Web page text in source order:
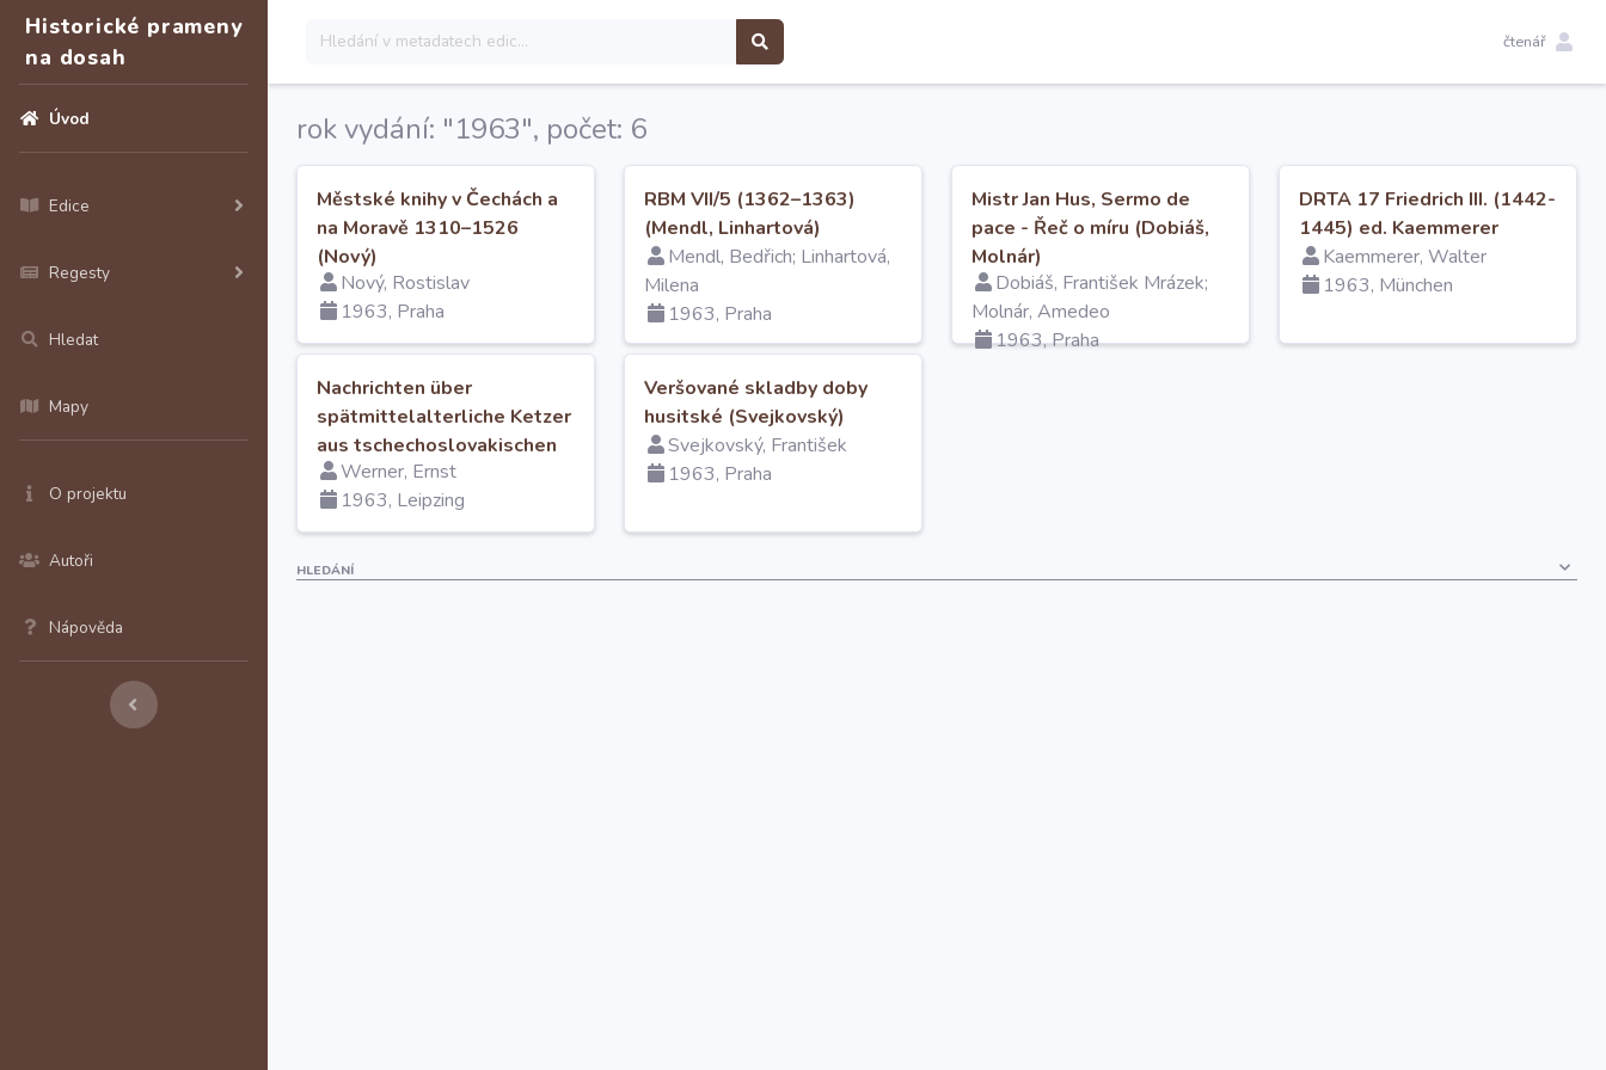
Historické prameny
na dosah
Úvod
Edice
Regesty
Hledat
Mapy
O projektu
Autoři
Nápověda
čtenář
rok vydání: "1963", počet: 6
Městské knihy v Čechách a
na Moravě 1310–1526
(Nový)
Nový, Rostislav
1963, Praha
RBM VII/5 (1362–1363)
(Mendl, Linhartová)
Mendl, Bedřich; Linhartová,
Milena
1963, Praha
Mistr Jan Hus, Sermo de
pace - Řeč o míru (Dobiáš,
Molnár)
Dobiáš, František Mrázek;
Molnár, Amedeo
1963, Praha
DRTA 17 Friedrich III. (1442-
1445) ed. Kaemmerer
Kaemmerer, Walter
1963, München
Nachrichten über
spätmittelalterliche Ketzer
aus tschechoslovakischen
Archiven und Bibliotheken
(Werner)
Werner, Ernst
1963, Leipzing
Veršované skladby doby
husitské (Svejkovský)
Svejkovský, František
1963, Praha
HLEDÁNÍ